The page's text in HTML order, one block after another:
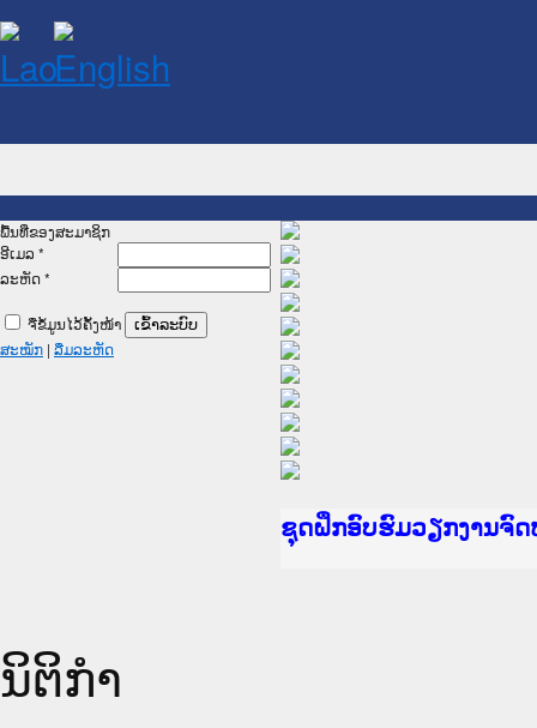
ພື້ນທີ່ຂອງສະມາຊິກ
ອີເມລ *
ລະຫັດ*
ຈື່ຂໍ້ມູນໄວ້ຄັ້ງໜ້າ
ສະໝັກ | ລືມລະຫັດ
Ministry of Justice
ເຜີຍແຜ່ວັບໄຊຈົດໝາຍເ
ກະຊວງຍຸຕິທຳ
ຊຸດຝຶກອົບຮົມວຽກງານຈົ
ກອງປະຊຸມທົບທວນຄືນກ
ຝຶກອົບຮົມ ຜູ່ປະສານງານ
ຝຶກອົບຮົມ ຜູ່ປະສານງານ
ເຜີຍແຜ່ແອັບກົດໝາຍລາ
ເຜີຍແຜ່ແອັບກົດໝາຍລາ
ຍົກລະດັບວຽກງານຈົດໝ
ຊຸດຝຶກອົບຮົມວຽກງານຈົ
ນິຕິກໍາ